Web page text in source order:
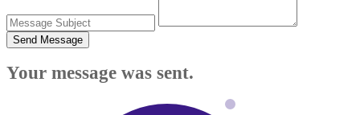
Send Message
Your message was sent.